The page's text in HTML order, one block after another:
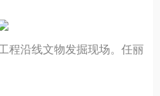
程沿线文物发掘现场。任丽